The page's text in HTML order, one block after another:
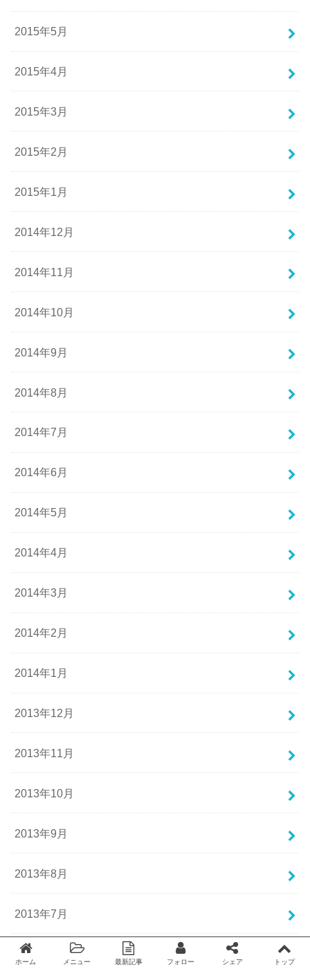
2015年5月
2015年4月
2015年3月
2015年2月
2015年1月
2014年12月
2014年11月
2014年10月
2014年9月
2014年8月
2014年7月
2014年6月
2014年5月
2014年4月
2014年3月
2014年2月
2014年1月
2013年12月
2013年11月
2013年10月
2013年9月
2013年8月
2013年7月
2013年6月
ホーム メニュー 最新記事 フォロー シェア トップ
Twitter facebook